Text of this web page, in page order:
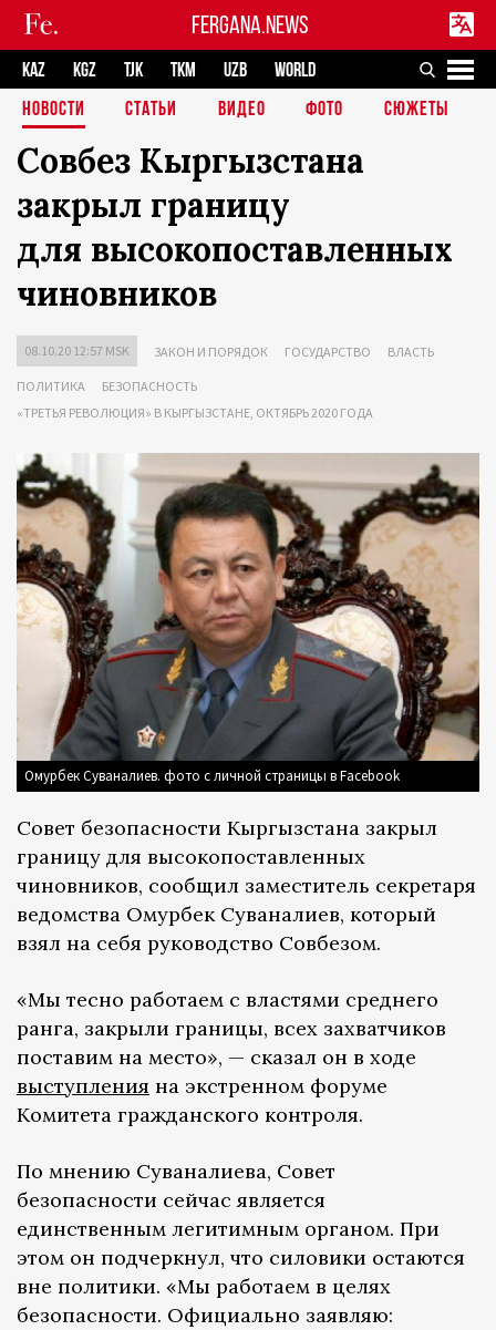
FERGANA.NEWS
KAZ KGZ TJK TKM UZB
WORLD
НОВОСТИ
СТАТЬИ ВИДЕО ФОТО СЮЖЕТЫ
Совбез Кыргызстана
закрыл границу
для высокопоставленных
чиновников
08.10.20 12:57 MSK ЗАКОН И ПОРЯДОК ГОСУДАРСТВО ВЛАСТЬ
ПОЛИТИКА
БЕЗОПАСНОСТЬ
«ТРЕТЬЯ РЕВОЛЮЦИЯ» В КЫРГЫЗСТАНЕ, ОКТЯБРЬ 2020 ГОДА
Омурбек Суваналиев. фото с личной страницы в Facebook
Совет безопасности Кыргызстана закрыл
границу для высокопоставленных
чиновников, сообщил заместитель секретаря
ведомства Омурбек Суваналиев, который
взял на себя руководство Совбезом.
«Мы тесно работаем с властями среднего
ранга, закрыли границы, всех захватчиков
поставим на место», — сказал он в ходе
выступления на экстренном форуме
Комитета гражданского контроля.
По мнению Суваналиева, Совет
безопасности сейчас является
единственным легитимным органом. При
этом он подчеркнул, что силовики остаются
вне политики. «Мы работаем в целях
безопасности. Официально заявляю: